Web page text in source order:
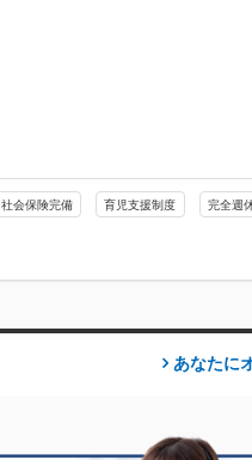
社会保険完備 育児支援制度 完全週
あなたに